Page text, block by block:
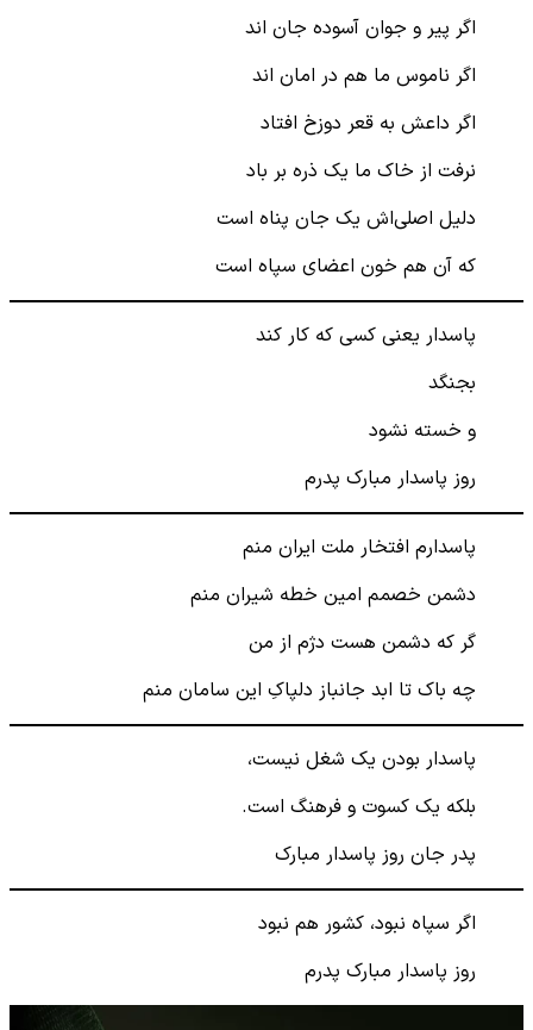
اگر پیر و جوان آسوده جان اند
اگر ناموس ما هم در امان اند
اگر داعش به قعر دوزخ افتاد
نرفت از خاک ما یک ذره بر باد
دلیل اصلی‌‌اش یک جان پناه است
که آن هم خون اعضای سپاه است
پاسدار یعنی کسی که کار کند
بجنگد
و خسته نشود
روز پاسدار مبارک پدرم
پاسدارم افتخار ملت ایران منم
دشمن خصمم امین خطه شیران منم
گر که دشمن هست دژم از من
چه باک تا ابد جانباز دلپاکِ این سامان منم
پاسدار بودن یک شغل نیست،
بلکه یک کسوت و فرهنگ است.
پدر جان روز پاسدار مبارک
اگر سپاه نبود، کشور هم نبود
روز پاسدار مبارک پدرم